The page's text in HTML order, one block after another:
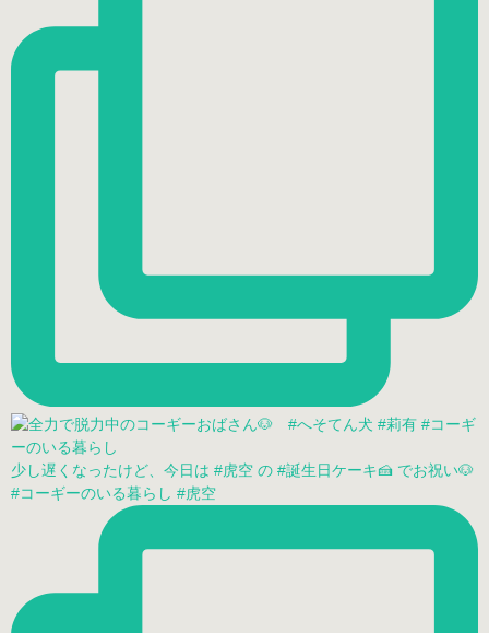
少し遅くなったけど、今日は #虎空 の #誕生日ケーキ🍰 でお祝い🐶
#コーギーのいる暮らし #虎空